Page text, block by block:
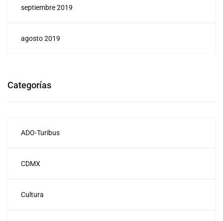
septiembre 2019
agosto 2019
Categorías
ADO-Turibus
CDMX
Cultura